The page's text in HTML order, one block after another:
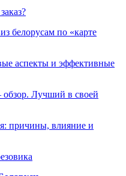
белорусам по «карте
аспекты и эффективные
Лучший в своей
причины, влияние и